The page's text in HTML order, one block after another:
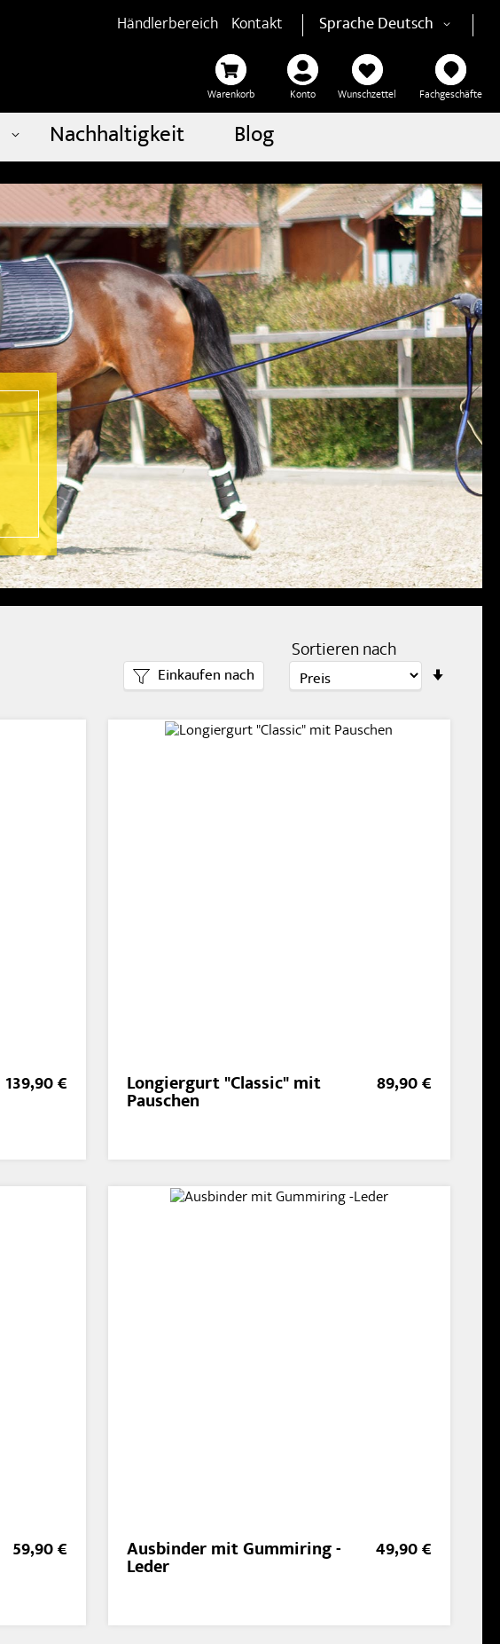
Händlerbereich Kontakt SpracheDeutsch
Warenkorb Konto Wunschzettel Fachgeschäfte
Nachhaltigkeit Blog
Einkaufen nach
Sortieren nach
139,90 € Longiergurt "Classic" mit
Pauschen
89,90 €
59,90 € Ausbinder mit Gummiring -
Leder
49,90 €